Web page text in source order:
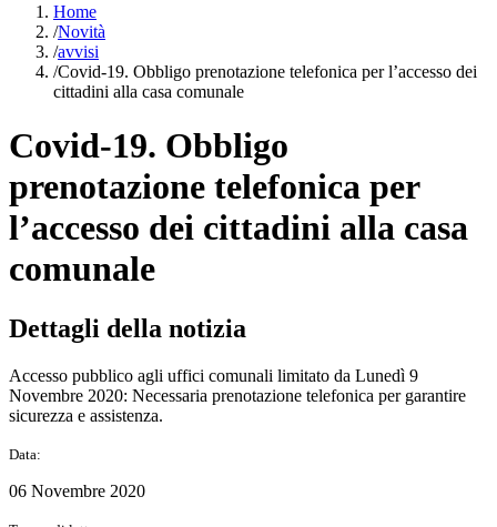
Home
/Novità
/avvisi
/Covid-19. Obbligo prenotazione telefonica per l’accesso dei
cittadini alla casa comunale
Covid-19. Obbligo
prenotazione telefonica per
l’accesso dei cittadini alla casa
comunale
Dettagli della notizia
Accesso pubblico agli uffici comunali limitato da Lunedì 9
Novembre 2020: Necessaria prenotazione telefonica per garantire
sicurezza e assistenza.
Data:
06 Novembre 2020